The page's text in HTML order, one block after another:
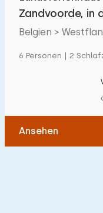
Zandvoorde, in
Belgien >
6 Personen | 2
Ansehen